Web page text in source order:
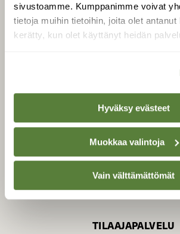
sivustoamme. Kumppanimme voivat
tietoja muihin tietoihin, joita olet antanut
kerätty, kun olet käyttänyt heidän
Hyväksy evästeet
Muokkaa valintoja
Vain välttämättömät
Suomen
TILAAJAPALVELU